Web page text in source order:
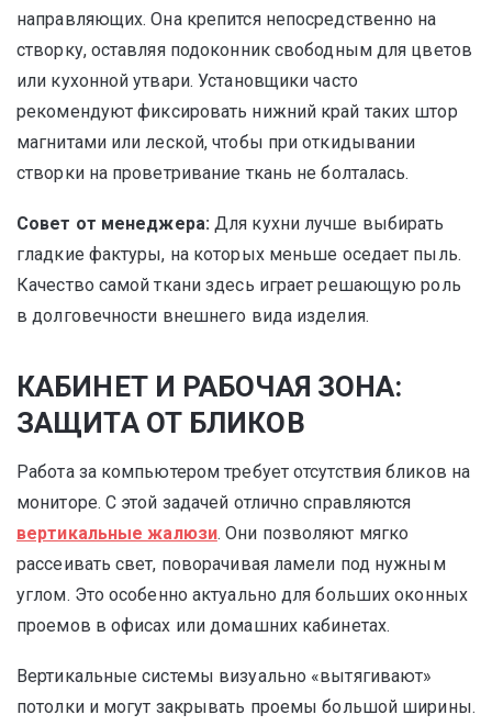
направляющих. Она крепится непосредственно на
створку, оставляя подоконник свободным для цветов
или кухонной утвари. Установщики часто
рекомендуют фиксировать нижний край таких штор
магнитами или леской, чтобы при откидывании
створки на проветривание ткань не болталась.
Совет от менеджера:Для кухни лучше выбирать
гладкие фактуры, на которых меньше оседает пыль.
Качество самой ткани здесь играет решающую роль
в долговечности внешнего вида изделия.
КАБИНЕТ И РАБОЧАЯ ЗОНА:
ЗАЩИТА ОТ БЛИКОВ
Работа за компьютером требует отсутствия бликов на
мониторе. С этой задачей отлично справляются
вертикальные жалюзи. Они позволяют мягко
рассеивать свет, поворачивая ламели под нужным
углом. Это особенно актуально для больших оконных
проемов в офисах или домашних кабинетах.
Вертикальные системы визуально «вытягивают»
потолки и могут закрывать проемы большой ширины.